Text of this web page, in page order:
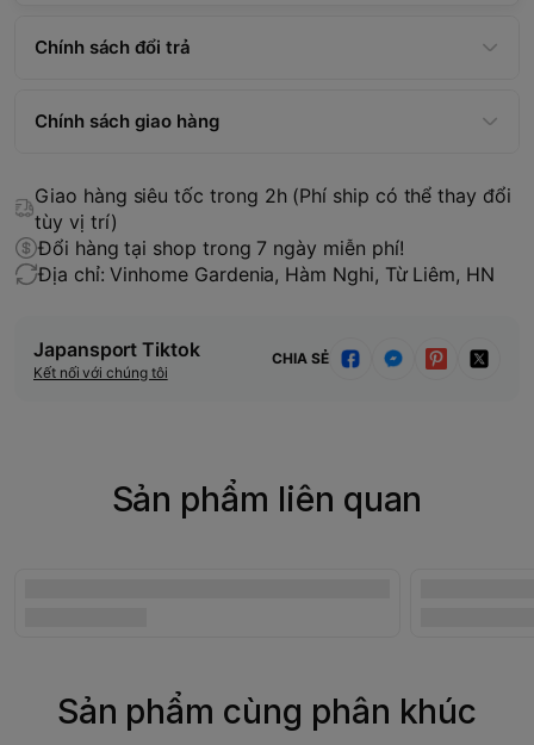
Chính sách đổi trả
Chính sách giao hàng
Giao hàng siêu tốc trong 2h (Phí ship có thể thay đổi
tùy vị trí)
Đổi hàng tại shop trong 7 ngày miễn phí!
Địa chỉ: Vinhome Gardenia, Hàm Nghi, Từ Liêm, HN
Japansport Tiktok
Kết nối với chúng tôi
CHIA SẺ
Sản phẩm liên quan
Sản phẩm cùng phân khúc